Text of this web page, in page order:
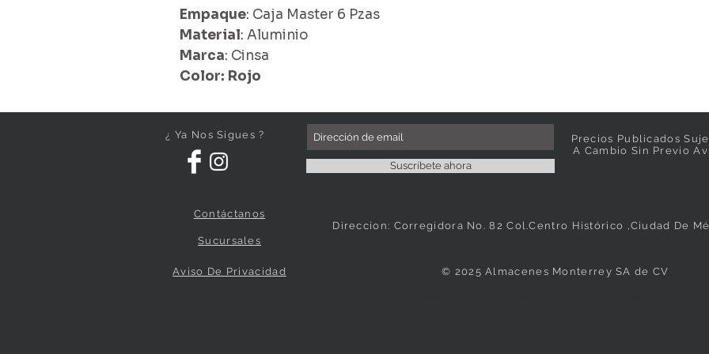
Empaque: Caja Master 6 Pzas
Material: Aluminio
Marca: Cinsa
Color: Rojo
¿ Ya Nos Sigues ?
Suscríbete ahora
Precios Publicados
A Cambio Sin Previo
Contáctanos
Direccion: Corregidora No. 82 Col.Centro Histórico ,Ciudad De
Sucursales
Aviso De Privacidad © 2025 Almacenes Monterrey SA de CV